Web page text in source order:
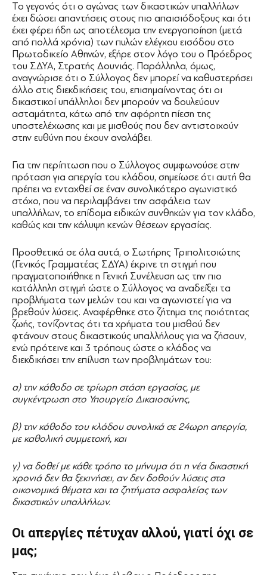
Το γεγονός ότι ο αγώνας των δικαστικών υπαλλήλων
έχει δώσει απαντήσεις στους πιο απαισιόδοξους και ότι
έχει φέρει ήδη ως αποτέλεσμα την ενεργοποίηση (μετά
από πολλά χρόνια) των πυλών ελέγχου εισόδου στο
Πρωτοδικείο Αθηνών, εξήρε στον λόγο του ο Πρόεδρος
του ΣΔΥΑ, Στρατής Δουνιάς. Παράλληλα, όμως,
αναγνώρισε ότι ο Σύλλογος δεν μπορεί να καθυστερήσει
άλλο στις διεκδικήσεις του, επισημαίνοντας ότι οι
δικαστικοί υπάλληλοι δεν μπορούν να δουλεύουν
ασταμάτητα, κάτω από την αφόρητη πίεση της
υποστελέχωσης και με μισθούς που δεν αντιστοιχούν
στην ευθύνη που έχουν αναλάβει.
Για την περίπτωση που ο Σύλλογος συμφωνούσε στην
πρόταση για απεργία του κλάδου, σημείωσε ότι αυτή θα
πρέπει να ενταχθεί σε έναν συνολικότερο αγωνιστικό
στόχο, που να περιλαμβάνει την ασφάλεια των
υπαλλήλων, το επίδομα ειδικών συνθηκών για τον κλάδο,
καθώς και την κάλυψη κενών θέσεων εργασίας.
Προσθετικά σε όλα αυτά, ο Σωτήρης Τριπολιτσιώτης
(Γενικός Γραμματέας ΣΔΥΑ) έκρινε τη στιγμή που
πραγματοποιήθηκε η Γενική Συνέλευση ως την πιο
κατάλληλη στιγμή ώστε ο Σύλλογος να αναδείξει τα
προβλήματα των μελών του και να αγωνιστεί για να
βρεθούν λύσεις. Αναφέρθηκε στο ζήτημα της ποιότητας
ζωής, τονίζοντας ότι τα χρήματα του μισθού δεν
φτάνουν στους δικαστικούς υπαλλήλους για να ζήσουν,
ενώ πρότεινε και 3 τρόπους ώστε ο κλάδος να
διεκδικήσει την επίλυση των προβλημάτων του:
α) την κάθοδο σε τρίωρη στάση εργασίας, με
συγκέντρωση στο Υπουργείο Δικαιοσύνης,
β) την κάθοδο του κλάδου συνολικά σε 24ωρη απεργία,
με καθολική συμμετοχή, και
γ) να δοθεί με κάθε τρόπο το μήνυμα ότι η νέα δικαστική
χρονιά δεν θα ξεκινήσει, αν δεν δοθούν λύσεις στα
οικονομικά θέματα και τα ζητήματα ασφαλείας των
δικαστικών υπαλλήλων.
Οι απεργίες πέτυχαν αλλού, γιατί όχι σε
μας;